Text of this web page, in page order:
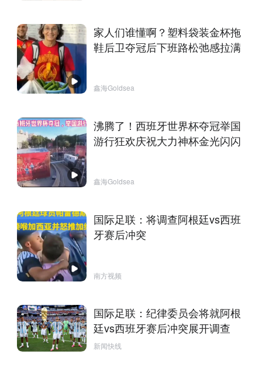
家人们谁懂啊？塑料袋装金杯拖
鞋后卫夺冠后下班路松弛感拉满
鑫海Goldsea
沸腾了！西班牙世界杯夺冠举国
游行狂欢庆祝大力神杯金光闪闪
鑫海Goldsea
国际足联：将调查阿根廷vs西班
牙赛后冲突
南方视频
国际足联：纪律委员会将就阿根
廷vs西班牙赛后冲突展开调查
新闻快线